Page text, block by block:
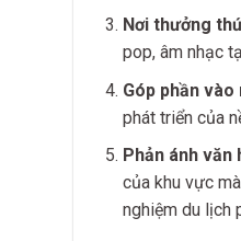
Nơi thưởng
pop, âm nhạc
Góp phần
phát triển của
Phản ánh
của khu vực
nghiệm du lịch